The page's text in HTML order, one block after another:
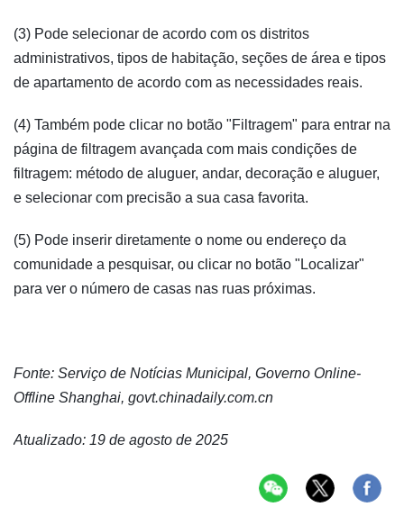
(3) Pode selecionar de acordo com os distritos
administrativos, tipos de habitação, seções de área e tipos
de apartamento de acordo com as necessidades reais.
(4) Também pode clicar no botão "Filtragem" para entrar na
página de filtragem avançada com mais condições de
filtragem: método de aluguer, andar, decoração e aluguer,
e selecionar com precisão a sua casa favorita.
(5) Pode inserir diretamente o nome ou endereço da
comunidade a pesquisar, ou clicar no botão "Localizar"
para ver o número de casas nas ruas próximas.
Fonte: Serviço de Notícias Municipal, Governo Online-
Offline Shanghai, govt.chinadaily.com.cn
Atualizado: 19 de agosto de 2025